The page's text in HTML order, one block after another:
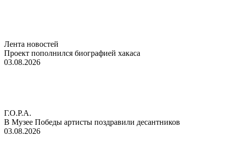
Лента новостей
Проект пополнился биографией хакаса
03.08.2026
Г.О.Р.А.
В Музее Победы артисты поздравили десантников
03.08.2026